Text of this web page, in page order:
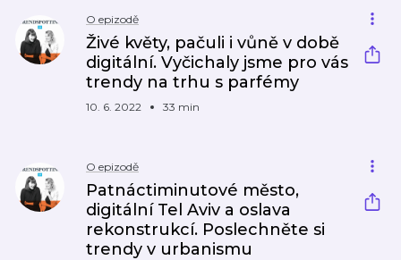
O epizodě
Živé květy, pačuli i vůně v době
digitální. Vyčichaly jsme pro vás
trendy na trhu s parfémy
10. 6. 2022 33 min
O epizodě
Patnáctiminutové město,
digitální Tel Aviv a oslava
rekonstrukcí. Poslechněte si
trendy v urbanismu